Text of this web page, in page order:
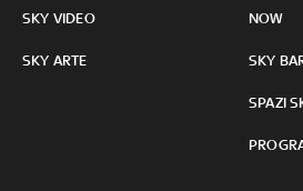
SKY VIDEO
SKY ARTE
NOW
SKY
SPAZI